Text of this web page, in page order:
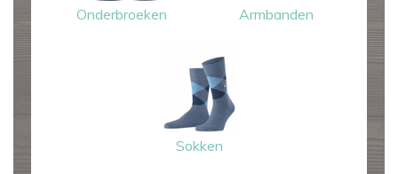
Onderbroeken Armbanden
Sokken